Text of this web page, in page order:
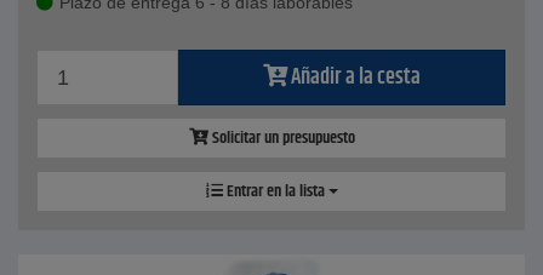
Añadir a la cesta
Solicitar un presupuesto
Entrar en la lista